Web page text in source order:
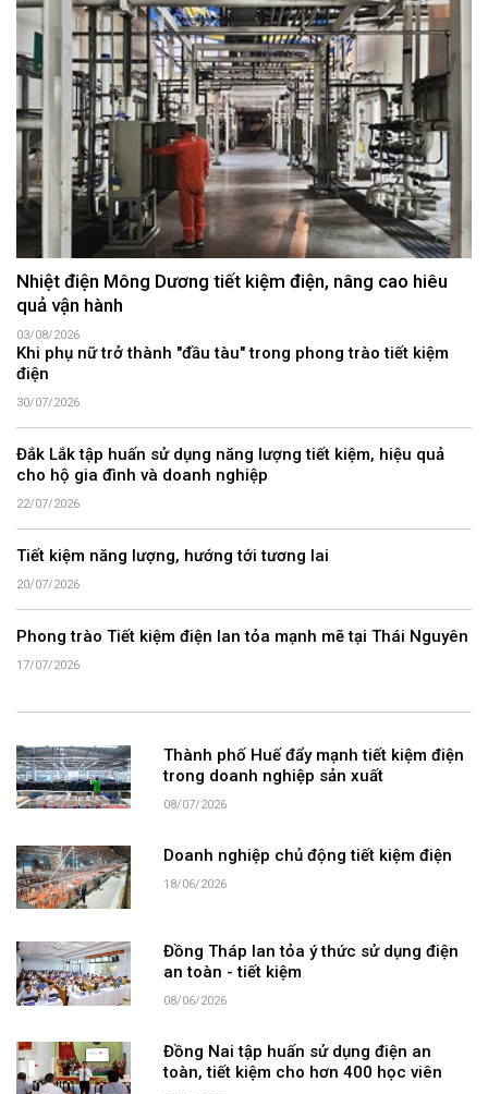
Nhiệt điện Mông Dương tiết kiệm điện, nâng cao hiêu
quả vận hành
03/08/2026
Khi phụ nữ trở thành "đầu tàu" trong phong trào tiết kiệm
điện
30/07/2026
Đắk Lắk tập huấn sử dụng năng lượng tiết kiệm, hiệu quả
cho hộ gia đình và doanh nghiệp
22/07/2026
Tiết kiệm năng lượng, hướng tới tương lai
20/07/2026
Phong trào Tiết kiệm điện lan tỏa mạnh mẽ tại Thái Nguyên
17/07/2026
Thành phố Huế đẩy mạnh tiết kiệm điện
trong doanh nghiệp sản xuất
08/07/2026
Doanh nghiệp chủ động tiết kiệm điện
18/06/2026
Đồng Tháp lan tỏa ý thức sử dụng điện
an toàn - tiết kiệm
08/06/2026
Đồng Nai tập huấn sử dụng điện an
toàn, tiết kiệm cho hơn 400 học viên